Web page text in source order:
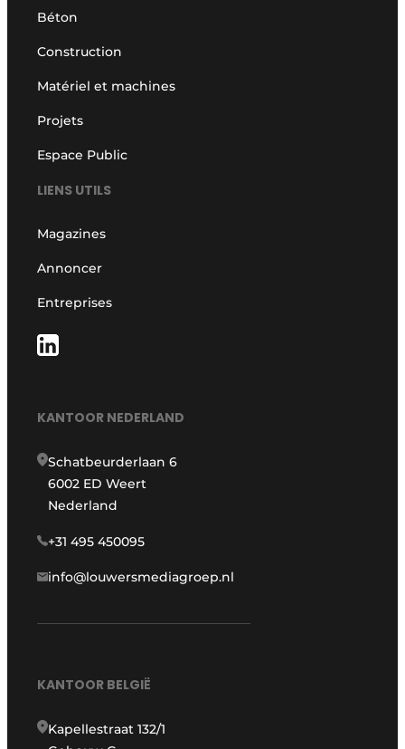
Béton
Construction
Matériel et machines
Projets
Espace Public
LIENS UTILS
Magazines
Annoncer
Entreprises
KANTOOR NEDERLAND
Schatbeurderlaan 6
6002 ED Weert
Nederland
+31 495 450095
info@louwersmediagroep.nl
KANTOOR BELGIË
Kapellestraat 132/1